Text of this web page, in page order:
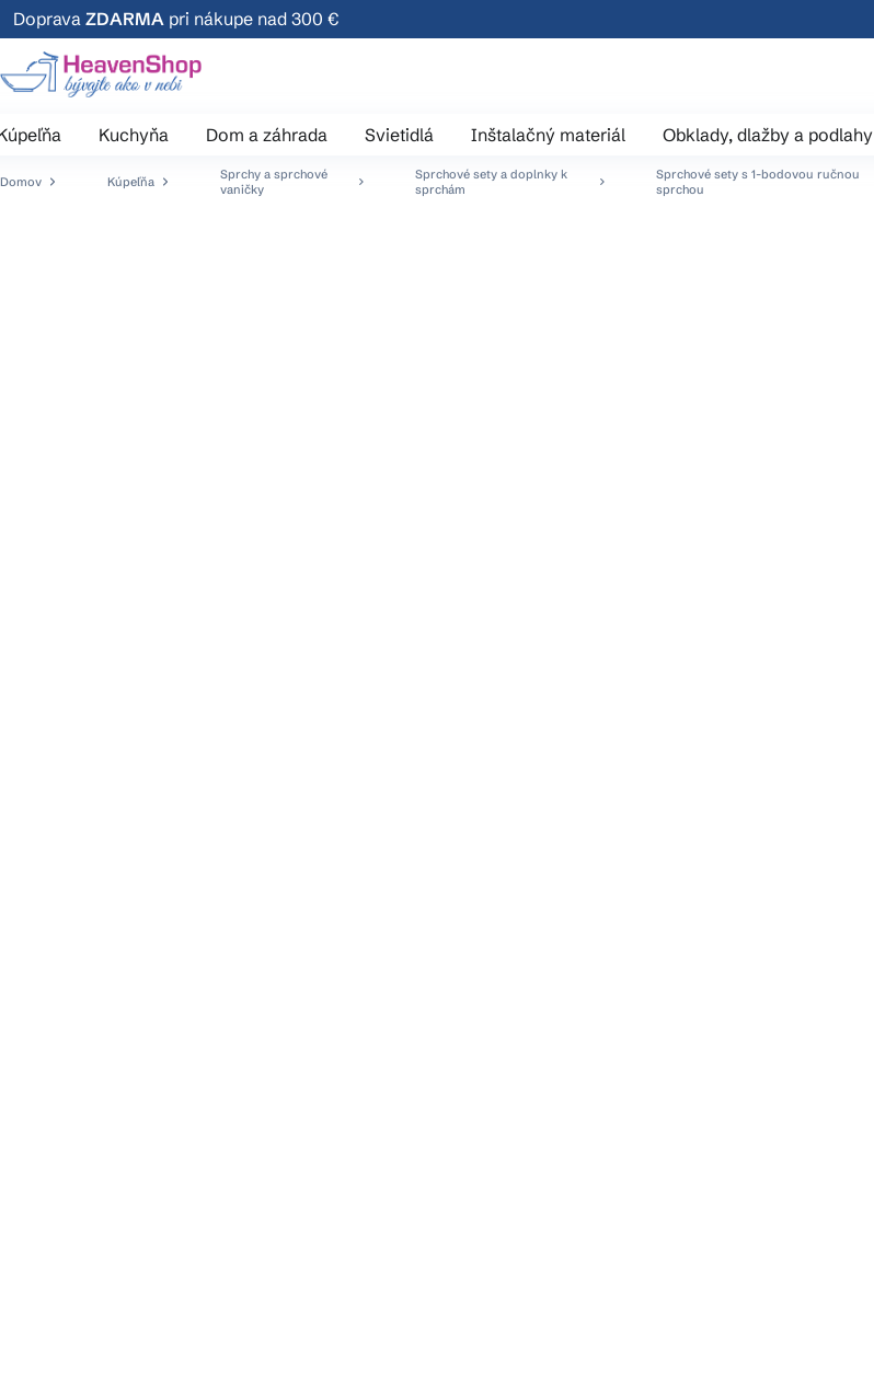
Prejsť
na
obsah
Doprava ZDARMA pri nákupe nad 300 €
Kuchyňa Dom a záhrada Svietidlá Inštalačný materiál Obklady, dlažby a podlahy
Domov Kúpeľňa
Sprchy a sprchové
vaničky
Sprchové sety a doplnky k
sprchám
Sprchové sety s 1-bodovou ručnou
sprchou